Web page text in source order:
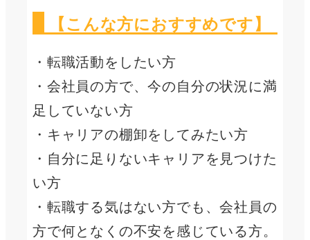
【こんな方におすすめです】
・転職活動をしたい方
・会社員の方で、今の自分の状況に満
足していない方
・キャリアの棚卸をしてみたい方
・自分に足りないキャリアを見つけた
い方
・転職する気はない方でも、会社員の
方で何となくの不安を感じている方。